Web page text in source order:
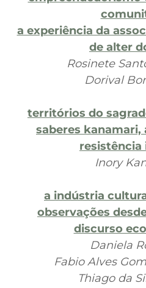
a experiência da
de alter
Rosinete
Dorival
territórios do
saberes kanamari,
resistência
Inory
a indústria
observações
discurso
Daniela
Fabio Alves
Thiago da